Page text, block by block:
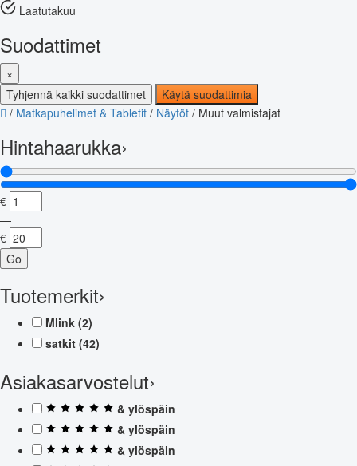
Laatutakuu
Suodattimet
×
Tyhjennä kaikki suodattimet
Käytä suodattimia
/ Matkapuhelimet & Tabletit / Näytöt / Muut valmistajat
Hintahaarukka›
€
—
€
Go
Tuotemerkit›
Mlink (2)
satkit (42)
Asiakasarvostelut›
& ylöspäin
& ylöspäin
& ylöspäin